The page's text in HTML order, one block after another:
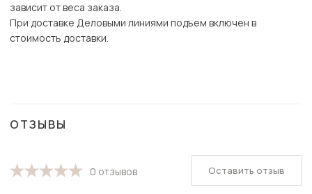
зависит от веса заказа.
При доставке Деловыми линиями подъем включен в
стоимость доставки.
ОТЗЫВЫ
0 отзывов Оставить отзыв